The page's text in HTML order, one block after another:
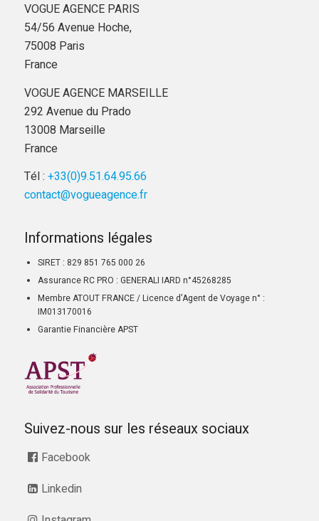
VOGUE AGENCE PARIS
54/56 Avenue Hoche,
75008 Paris
France
VOGUE AGENCE MARSEILLE
292 Avenue du Prado
13008 Marseille
France
Tél : +33(0)9.51.64.95.66
contact@vogueagence.fr
Informations légales
SIRET : 829 851 765 000 26
Assurance RC PRO : GENERALI IARD n°45268285
Membre ATOUT FRANCE / Licence d’Agent de Voyage n° :
IM013170016
Garantie Financière APST
Suivez-nous sur les réseaux sociaux
Facebook
Linkedin